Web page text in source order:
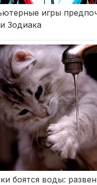
игры
Зодиака
боятся воды: